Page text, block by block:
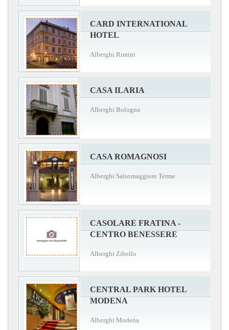
CARD INTERNATIONAL
HOTEL
Alberghi Rimini
CASA ILARIA
Alberghi Bologna
CASA ROMAGNOSI
Alberghi Salsomaggiore Terme
CASOLARE FRATINA -
CENTRO BENESSERE
Alberghi Zibello
CENTRAL PARK HOTEL
MODENA
Alberghi Modena